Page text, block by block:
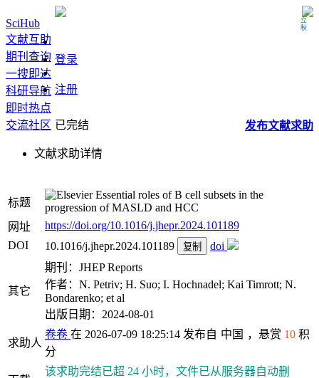
立秋
SciHub
文献互助
期刊查询
一搜即达
科研导航
即时热点
交流社区
登录
注册
发布文献求助
已完结
文献求助详情
标题
Essential roles of B cell subsets in the
progression of MASLD and HCC
网址
https://doi.org/10.1016/j.jhepr.2024.101189
DOI
10.1016/j.jhepr.2024.101189 复制 doi
其它
期刊：JHEP Reports
作者：N. Petriv; H. Suo; I. Hochnadel; Kai Timrott; N.
Bondarenko; et al
出版日期：2024-08-01
求助人
卷卷 在 2026-07-09 18:25:14 发布自 中国 ，悬赏 10 积
分
该求助完结已超 24 小时，文件已从服务器自动删